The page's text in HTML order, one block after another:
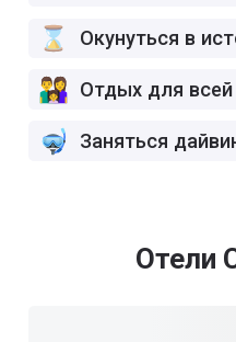
Окунуться в
Отдых для
Заняться
Отели